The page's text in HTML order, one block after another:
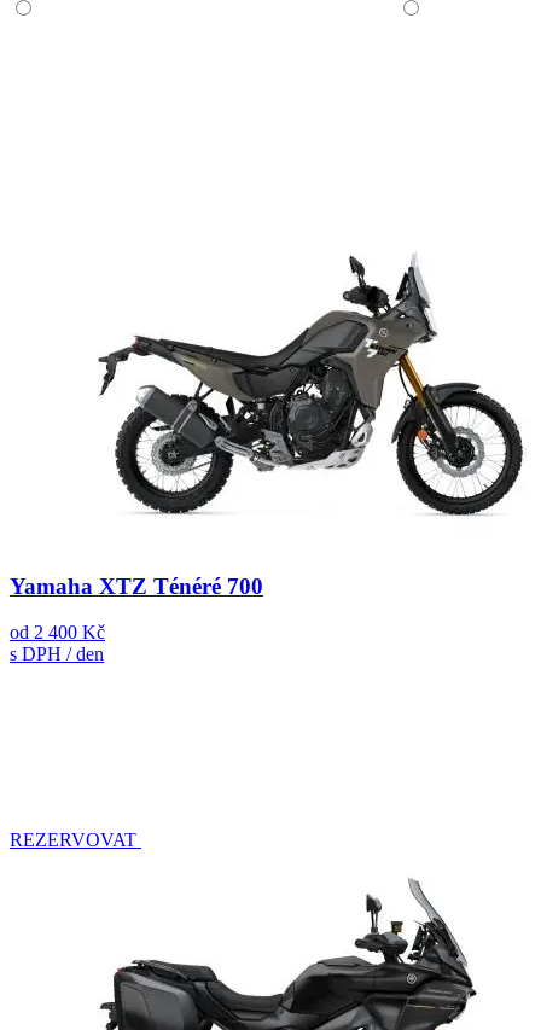
Yamaha XTZ Ténéré 700
od 2 400 Kč
s DPH / den
REZERVOVAT